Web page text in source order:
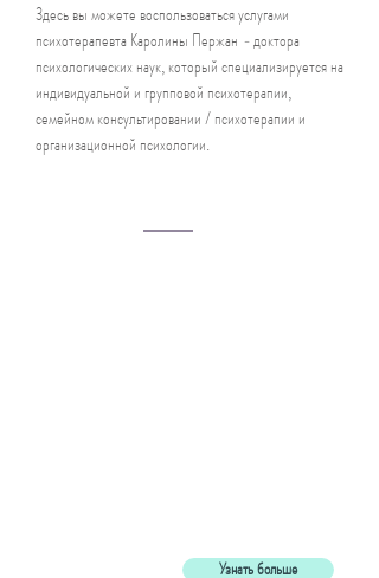
Здесь вы можете воспользоваться услугами
психотерапевта Каролины Пержан -доктора
психологическихнаук,который специализируется на
индивидуальной и групповой психотерапии,
семейном консультировании / психотерапии и
организационной психологии.
Узнать больше